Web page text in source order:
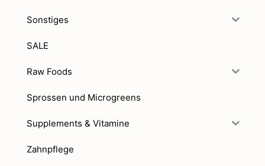
Sonstiges
SALE
Raw Foods
Sprossen und Microgreens
Supplements & Vitamine
Zahnpflege